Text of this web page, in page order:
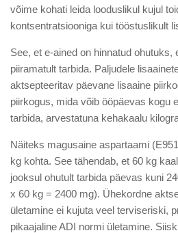
võime kohati leida looduslikul kujul
kontsentratsiooniga kui tööstuslikult
See, et e-ained on hinnatud ohutuks,
piiramatult tarbida. Paljudele
aktsepteeritav päevane lisaaine
piirkogus, mida võib ööpäevas kogu
tarbida, arvestatuna kehakaalu
Näiteks magusaine aspartaami
kg kohta. See tähendab, et 60 kg
jooksul ohutult tarbida päevas kuni
x 60 kg = 2400 mg). Ühekordne
ületamine ei kujuta veel terviseriski,
pikaajaline ADI normi ületamine.